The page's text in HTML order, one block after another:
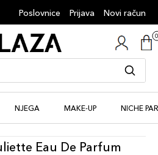
Poslovnice Prijava Novi račun
NJEGA MAKE-UP NICHE
Eau De Parfum